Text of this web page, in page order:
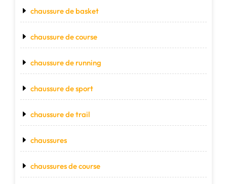
chaussure de basket
chaussure de course
chaussure de running
chaussure de sport
chaussure de trail
chaussures
chaussures de course